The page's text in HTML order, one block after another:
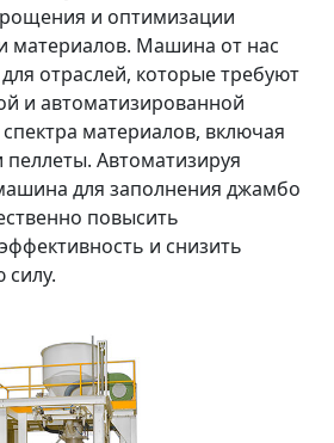
и оптимизации
материалов. Машина от нас
отраслей, которые требуют
и автоматизированной
материалов, включая
Автоматизируя
для заполнения джамбо
повысить
и снизить
силу.